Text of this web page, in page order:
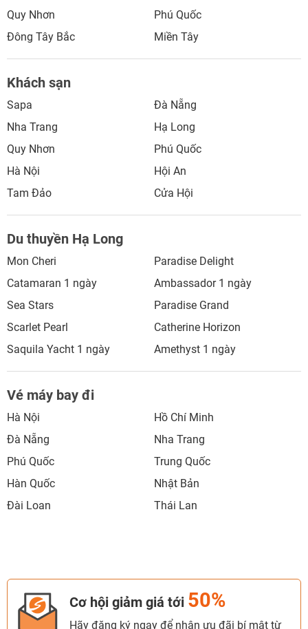
Quy Nhơn
Phú Quốc
Đông Tây Bắc
Miền Tây
Khách sạn
Sapa
Đà Nẵng
Nha Trang
Hạ Long
Quy Nhơn
Phú Quốc
Hà Nội
Hội An
Tam Đảo
Cửa Hội
Du thuyền Hạ Long
Mon Cheri
Paradise Delight
Catamaran 1 ngày
Ambassador 1 ngày
Sea Stars
Paradise Grand
Scarlet Pearl
Catherine Horizon
Saquila Yacht 1 ngày
Amethyst 1 ngày
Vé máy bay đi
Hà Nội
Hồ Chí Minh
Đà Nẵng
Nha Trang
Phú Quốc
Trung Quốc
Hàn Quốc
Nhật Bản
Đài Loan
Thái Lan
Cơ hội giảm giá tới 50%
Hãy đăng ký ngay để nhận ưu đãi bí mật từ